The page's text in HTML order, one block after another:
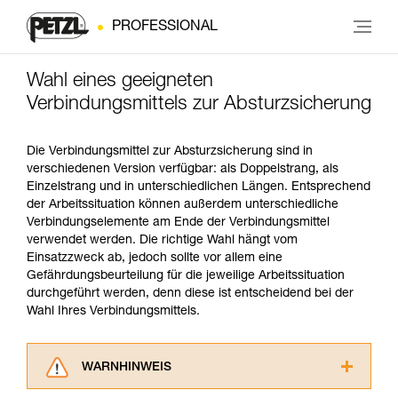
PROFESSIONAL
Wahl eines geeigneten
Verbindungsmittels zur Absturzsicherung
Die Verbindungsmittel zur Absturzsicherung sind in
verschiedenen Version verfügbar: als Doppelstrang, als
Einzelstrang und in unterschiedlichen Längen. Entsprechend
der Arbeitssituation können außerdem unterschiedliche
Verbindungselemente am Ende der Verbindungsmittel
verwendet werden. Die richtige Wahl hängt vom
Einsatzzweck ab, jedoch sollte vor allem eine
Gefährdungsbeurteilung für die jeweilige Arbeitssituation
durchgeführt werden, denn diese ist entscheidend bei der
Wahl Ihres Verbindungsmittels.
WARNHINWEIS